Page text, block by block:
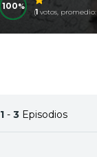
100
(1 votos, promedio:
1 - 3 Episodios